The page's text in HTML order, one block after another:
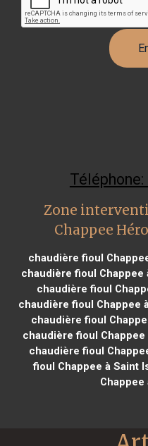
Zone
Chappee
chaudière fioul
chaudière fioul Chappee
chaudière fioul
chaudière fioul Chappee
chaudière fioul
chaudière fioul Chappee
chaudière fioul
fioul Chappee à Saint
Chappee